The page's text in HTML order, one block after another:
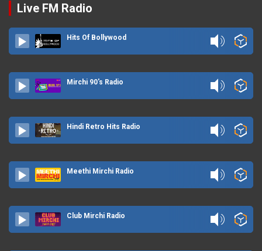
Live FM Radio
Hits Of Bollywood
Mirchi 90's Radio
Hindi Retro Hits Radio
Meethi Mirchi Radio
Club Mirchi Radio